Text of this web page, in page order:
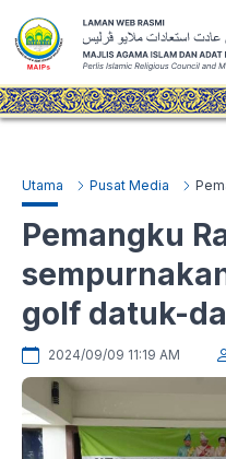
Utama Pusat Media
Pemangku
golf datuk-
2024/09/09 11:19 AM